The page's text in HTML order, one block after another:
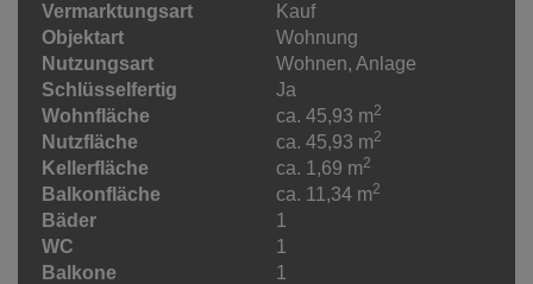
Vermarktungsart
Kauf
Objektart
Wohnung
Nutzungsart
Wohnen Anlage
Schlüsselfertig
Ja
Wohnfläche
ca. 45,93 m2
Nutzfläche ca. 45,93 m2
Kellerfläche ca. 1,69 m2
Balkonfläche ca. 11,34 m2
Bäder
1
WC
1
Balkone
1